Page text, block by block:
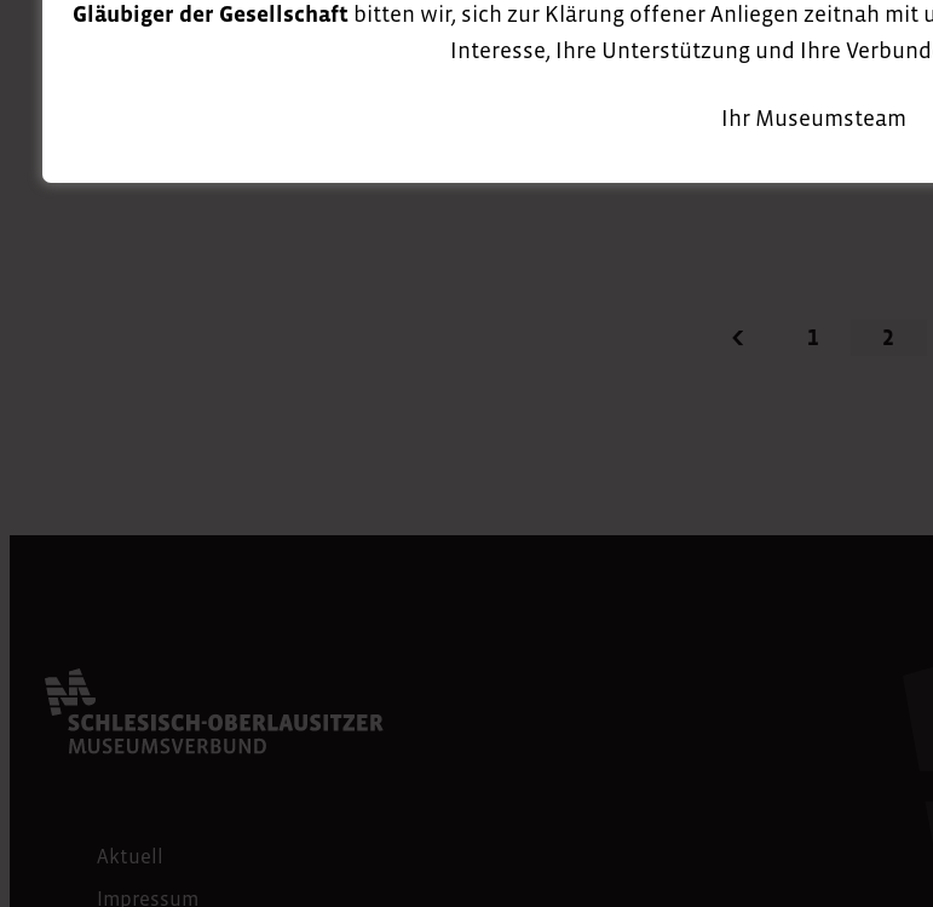
Manche erinnern sich
Schloss Krobnitz zu
1 2
Aktuell
Impressum
Gläubiger der Gesellschaft bitten wir, sich zur Klärung offener Anliegen zeitnah mit
Interesse, Ihre Unterstützung und Ihre
Ihr Museumsteam